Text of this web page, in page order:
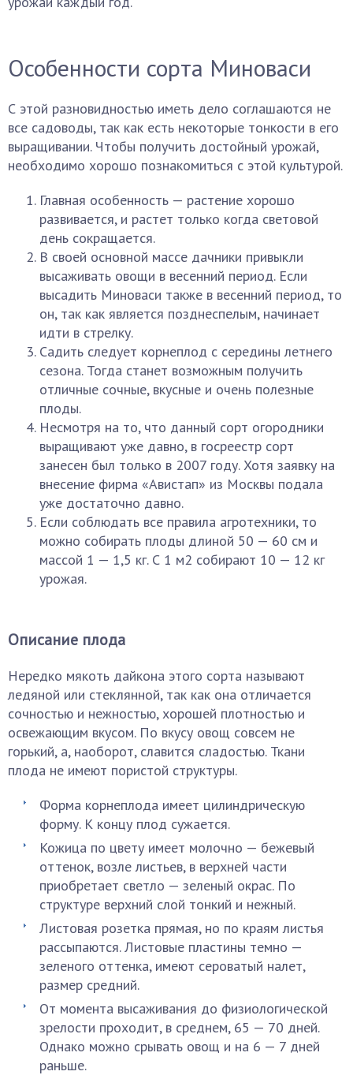
Особенности сорта Миноваси
С этой разновидностью иметь дело соглашаются не
все садоводы, так как есть некоторые тонкости в его
выращивании. Чтобы получить достойный урожай,
необходимо хорошо познакомиться с этой культурой.
Главная особенность — растение хорошо
развивается, и растет только когда световой
день сокращается.
В своей основной массе дачники привыкли
высаживать овощи в весенний период. Если
высадить Миноваси также в весенний период, то
он, так как является позднеспелым, начинает
идти в стрелку.
Садить следует корнеплод с середины летнего
сезона. Тогда станет возможным получить
отличные сочные, вкусные и очень полезные
плоды.
Несмотря на то, что данный сорт огородники
выращивают уже давно, в госреестр сорт
занесен был только в 2007 году. Хотя заявку на
внесение фирма «Авистап» из Москвы подала
уже достаточно давно.
Если соблюдать все правила агротехники, то
можно собирать плоды длиной 50 — 60 см и
массой 1 — 1,5 кг. С 1 м2 собирают 10 — 12 кг
урожая.
Описание плода
Нередко мякоть дайкона этого сорта называют
ледяной или стеклянной, так как она отличается
сочностью и нежностью, хорошей плотностью и
освежающим вкусом. По вкусу овощ совсем не
горький, а, наоборот, славится сладостью. Ткани
плода не имеют пористой структуры.
Форма корнеплода имеет цилиндрическую
форму. К концу плод сужается.
Кожица по цвету имеет молочно — бежевый
оттенок, возле листьев, в верхней части
приобретает светло — зеленый окрас. По
структуре верхний слой тонкий и нежный.
Листовая розетка прямая, но по краям листья
рассыпаются. Листовые пластины темно —
зеленого оттенка, имеют сероватый налет,
размер средний.
От момента высаживания до физиологической
зрелости проходит, в среднем, 65 — 70 дней.
Однако можно срывать овощ и на 6 — 7 дней
раньше.